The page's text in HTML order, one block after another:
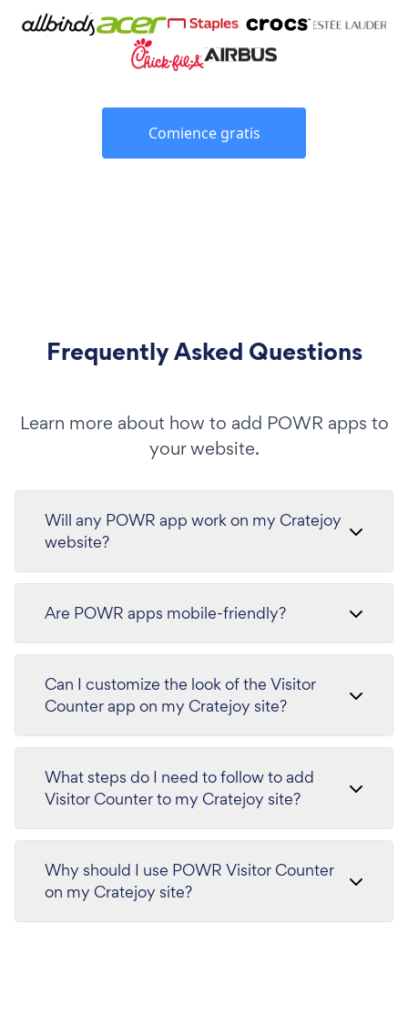
Comience gratis
Frequently Asked Questions
Learn more about how to add POWR apps to
your website.
Will any POWR app work on my Cratejoy
website?
Are POWR apps mobile-friendly?
Can I customize the look of the Visitor
Counter app on my Cratejoy site?
What steps do I need to follow to add
Visitor Counter to my Cratejoy site?
Why should I use POWR Visitor Counter
on my Cratejoy site?